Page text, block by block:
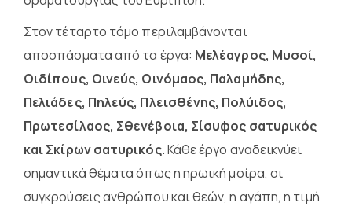
Στον τέταρτο τόμο περιλαμβάνονται
αποσπάσματα από τα έργα: Μελέαγρος, Μυσοί,
Οιδίπους, Οινεύς, Οινόμαος, Παλαμήδης,
Πελιάδες, Πηλεύς, Πλεισθένης, Πολύιδος,
Πρωτεσίλαος, Σθενέβοια, Σίσυφος σατυρικός
και Σκίρων σατυρικός. Κάθε έργο αναδεικνύει
σημαντικά θέματα όπως η ηρωική μοίρα, οι
συγκρούσεις ανθρώπου και θεών, η αγάπη, η τιμή